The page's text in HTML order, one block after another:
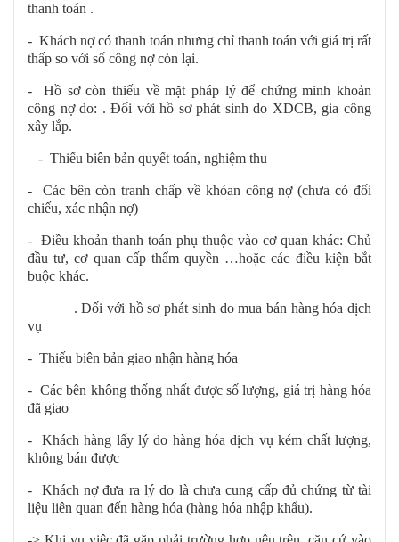
thanh toán .
- Khách nợ có thanh toán nhưng chỉ thanh toán với giá trị rất
thấp so với số công nợ còn lại.
- Hồ sơ còn thiếu về mặt pháp lý để chứng minh khoản
công nợ do: . Đối với hồ sơ phát sinh do XDCB, gia công
xây lắp.
- Thiếu biên bản quyết toán, nghiệm thu
- Các bên còn tranh chấp về khỏan công nợ (chưa có đối
chiếu, xác nhận nợ)
- Điều khoản thanh toán phụ thuộc vào cơ quan khác: Chủ
đầu tư, cơ quan cấp thẩm quyền …hoặc các điều kiện bắt
buộc khác.
. Đối với hồ sơ phát sinh do mua bán hàng hóa dịch
vụ
- Thiếu biên bản giao nhận hàng hóa
- Các bên không thống nhất được số lượng, giá trị hàng hóa
đã giao
- Khách hàng lấy lý do hàng hóa dịch vụ kém chất lượng,
không bán được
- Khách nợ đưa ra lý do là chưa cung cấp đủ chứng từ tài
liệu liên quan đến hàng hóa (hàng hóa nhập khẩu).